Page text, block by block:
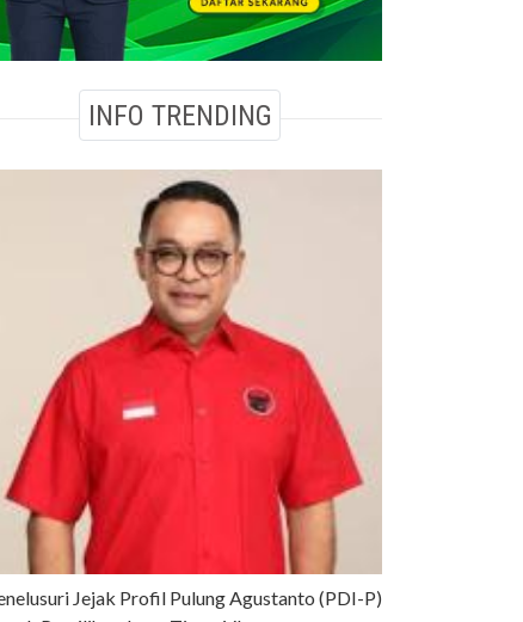
INFO TRENDING
Jejak Profil Pulung Agustanto (PDI-P)